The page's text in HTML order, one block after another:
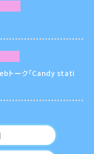
トーク「Candy stati